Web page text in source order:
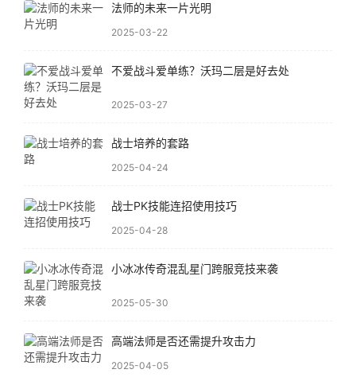
法师的未来一片光明
2025-03-22
不爱战斗爱单练？沃玛二层是好去处
2025-03-27
战士培养的套路
2025-04-24
战士PK技能连招使用技巧
2025-04-28
小冰冰传奇混乱星门跨服竞技来袭
2025-05-30
高端法师是否还需提升攻击力
2025-04-05